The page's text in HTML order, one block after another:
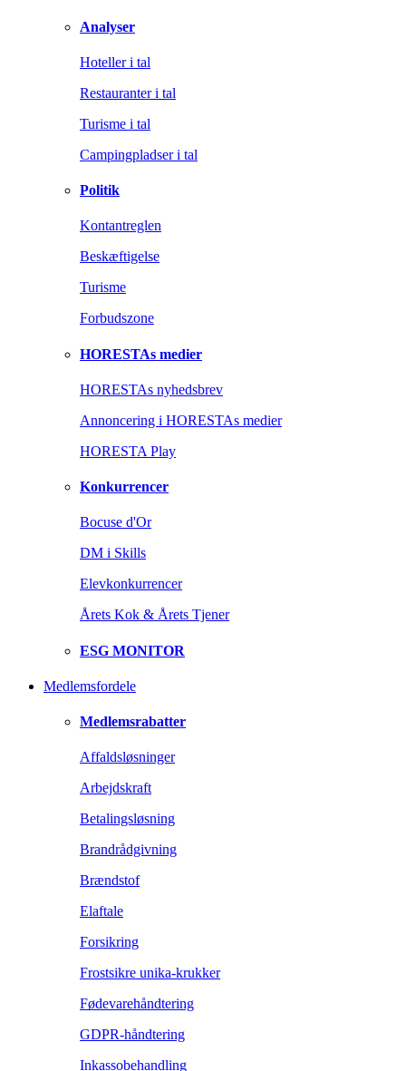
Analyser
Hoteller i tal
Restauranter i tal
Turisme i tal
Campingpladser i tal
Politik
Kontantreglen
Beskæftigelse
Turisme
Forbudszone
HORESTAs medier
HORESTAs nyhedsbrev
Annoncering i HORESTAs medier
HORESTA Play
Konkurrencer
Bocuse d'Or
DM i Skills
Elevkonkurrencer
Årets Kok & Årets Tjener
ESG MONITOR
Medlemsfordele
Medlemsrabatter
Affaldsløsninger
Arbejdskraft
Betalingsløsning
Brandrådgivning
Brændstof
Elaftale
Forsikring
Frostsikre unika-krukker
Fødevarehåndtering
GDPR-håndtering
Inkassobehandling